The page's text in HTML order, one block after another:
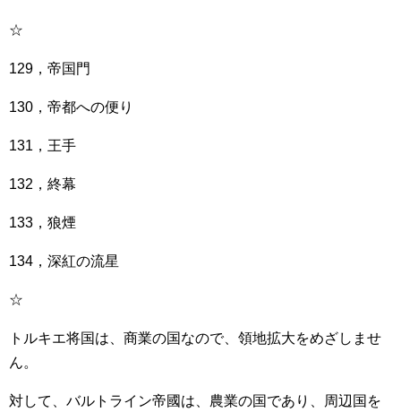
☆
129，帝国門
130，帝都への便り
131，王手
132，終幕
133，狼煙
134，深紅の流星
☆
トルキエ将国は、商業の国なので、領地拡大をめざしませ
ん。
対して、バルトライン帝國は、農業の国であり、周辺国を